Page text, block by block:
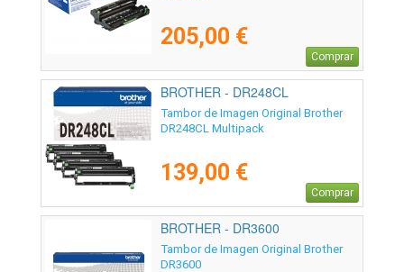
205,00 €
Comprar
BROTHER - DR248CL
Tambor de Imagen Original Brother
DR248CL Multipack
139,00 €
Comprar
BROTHER - DR3600
Tambor de Imagen Original Brother
DR3600